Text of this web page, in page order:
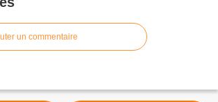
un commentaire